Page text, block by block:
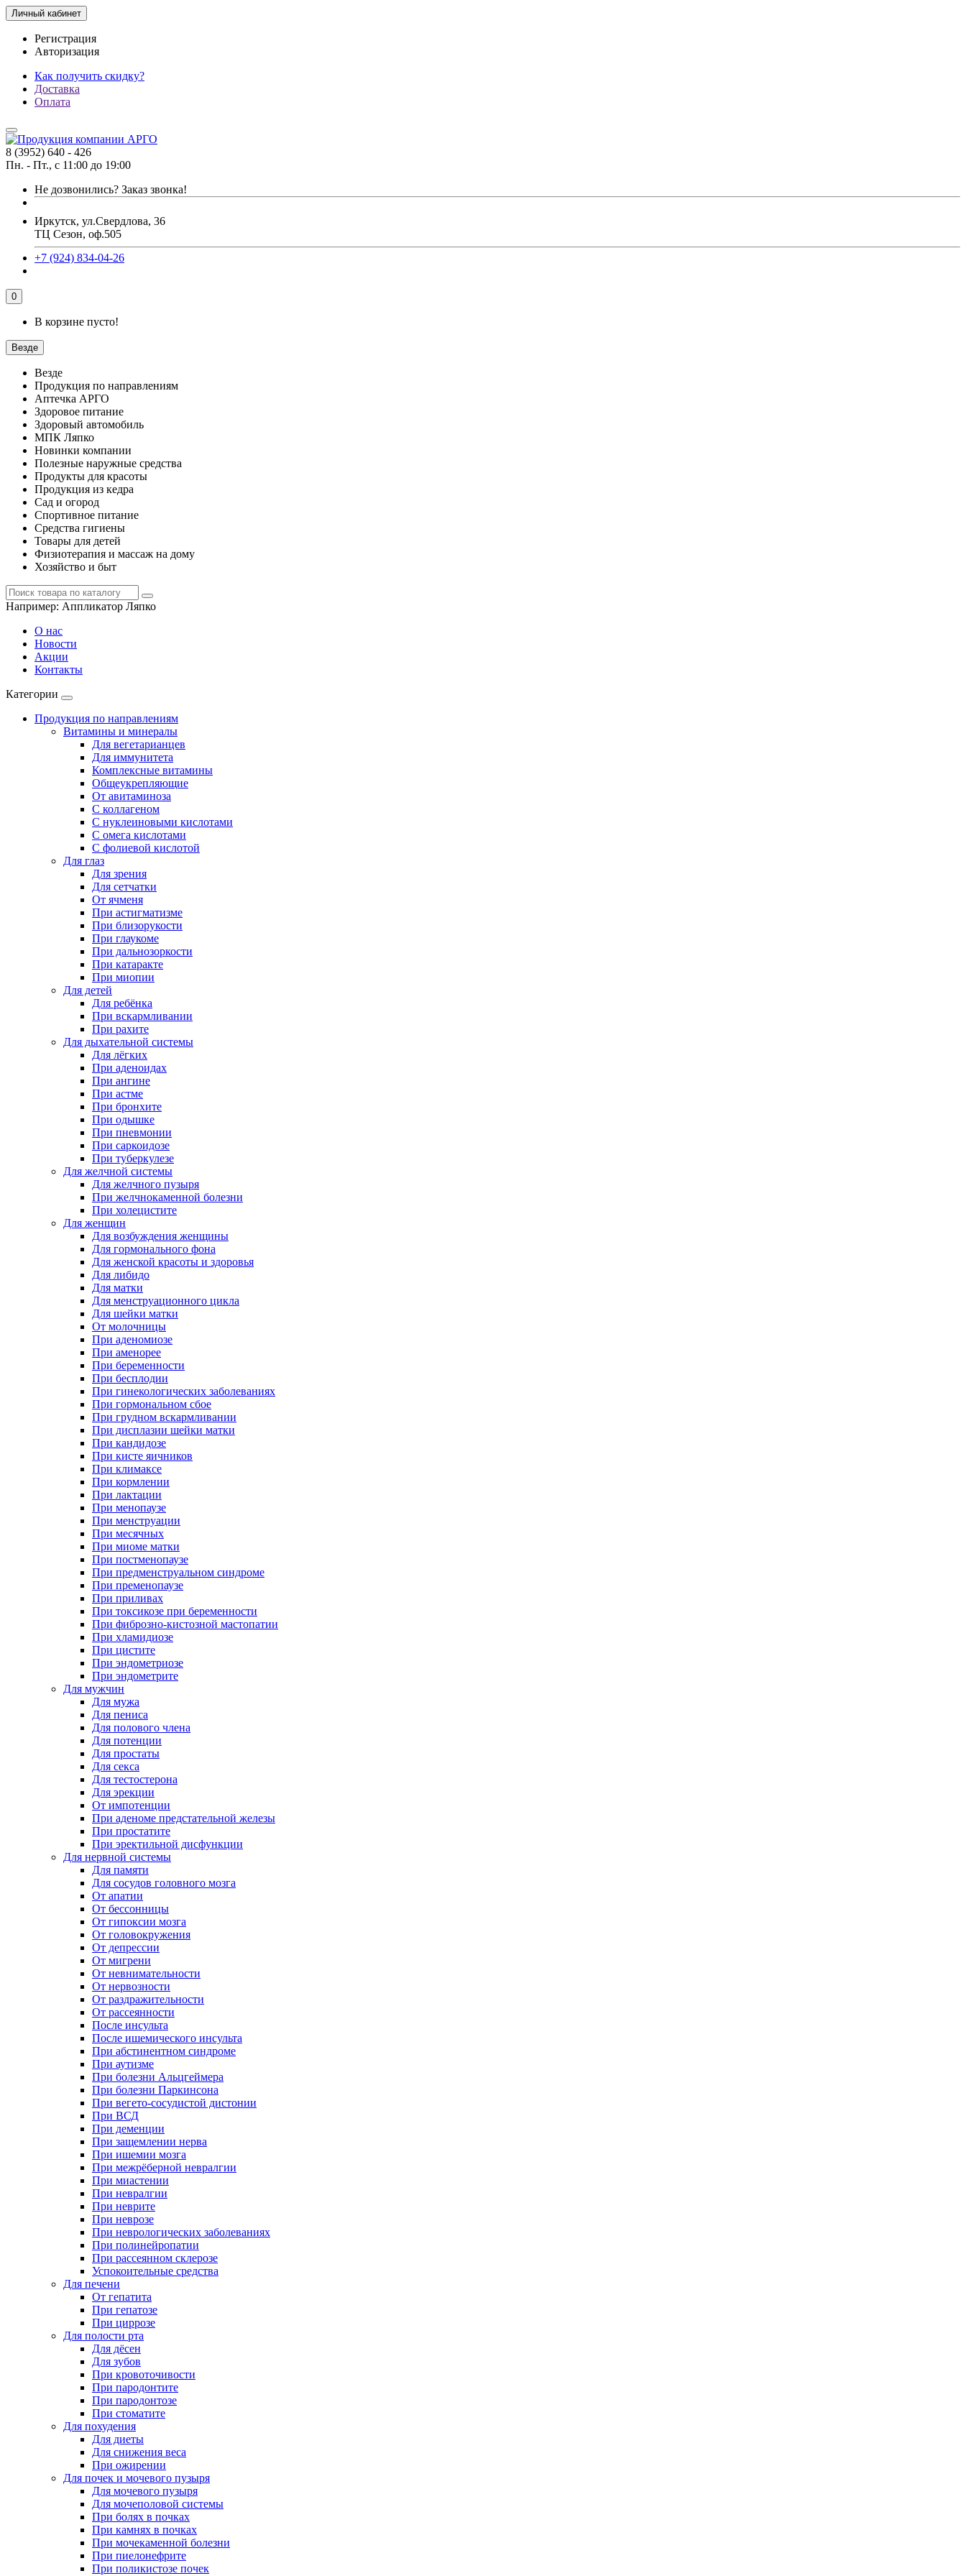
Личный кабинет
Регистрация
Авторизация
Как получить скидку?
Доставка
Оплата
8 (3952) 640 - 426
Пн. - Пт., с 11:00 до 19:00
Не дозвонились? Заказ звонка!
Иркутск, ул.Свердлова, 36
ТЦ Сезон, оф.505
+7 (924) 834-04-26
0
В корзине пусто!
Везде
Везде
Продукция по направлениям
Аптечка АРГО
Здоровое питание
Здоровый автомобиль
МПК Ляпко
Новинки компании
Полезные наружные средства
Продукты для красоты
Продукция из кедра
Сад и огород
Спортивное питание
Средства гигиены
Товары для детей
Физиотерапия и массаж на дому
Хозяйство и быт
Например: Аппликатор Ляпко
О нас
Новости
Акции
Контакты
Категории
Продукция по направлениям
Витамины и минералы
Для вегетарианцев
Для иммунитета
Комплексные витамины
Общеукрепляющие
От авитаминоза
С коллагеном
С нуклеиновыми кислотами
С омега кислотами
С фолиевой кислотой
Для глаз
Для зрения
Для сетчатки
От ячменя
При астигматизме
При близорукости
При глаукоме
При дальнозоркости
При катаракте
При миопии
Для детей
Для ребёнка
При вскармливании
При рахите
Для дыхательной системы
Для лёгких
При аденоидах
При ангине
При астме
При бронхите
При одышке
При пневмонии
При саркоидозе
При туберкулезе
Для желчной системы
Для желчного пузыря
При желчнокаменной болезни
При холецистите
Для женщин
Для возбуждения женщины
Для гормонального фона
Для женской красоты и здоровья
Для либидо
Для матки
Для менструационного цикла
Для шейки матки
От молочницы
При аденомиозе
При аменорее
При беременности
При бесплодии
При гинекологических заболеваниях
При гормональном сбое
При грудном вскармливании
При дисплазии шейки матки
При кандидозе
При кисте яичников
При климаксе
При кормлении
При лактации
При менопаузе
При менструации
При месячных
При миоме матки
При постменопаузе
При предменструальном синдроме
При пременопаузе
При приливах
При токсикозе при беременности
При фиброзно-кистозной мастопатии
При хламидиозе
При цистите
При эндометриозе
При эндометрите
Для мужчин
Для мужа
Для пениса
Для полового члена
Для потенции
Для простаты
Для секса
Для тестостерона
Для эрекции
От импотенции
При аденоме предстательной железы
При простатите
При эректильной дисфункции
Для нервной системы
Для памяти
Для сосудов головного мозга
От апатии
От бессонницы
От гипоксии мозга
От головокружения
От депрессии
От мигрени
От невнимательности
От нервозности
От раздражительности
От рассеянности
После инсульта
После ишемического инсульта
При абстинентном синдроме
При аутизме
При болезни Альцгеймера
При болезни Паркинсона
При вегето-сосудистой дистонии
При ВСД
При деменции
При защемлении нерва
При ишемии мозга
При межрёберной невралгии
При миастении
При невралгии
При неврите
При неврозе
При неврологических заболеваниях
При полинейропатии
При рассеянном склерозе
Успокоительные средства
Для печени
От гепатита
При гепатозе
При циррозе
Для полости рта
Для дёсен
Для зубов
При кровоточивости
При пародонтите
При пародонтозе
При стоматите
Для похудения
Для диеты
Для снижения веса
При ожирении
Для почек и мочевого пузыря
Для мочевого пузыря
Для мочеполовой системы
При болях в почках
При камнях в почках
При мочекаменной болезни
При пиелонефрите
При поликистозе почек